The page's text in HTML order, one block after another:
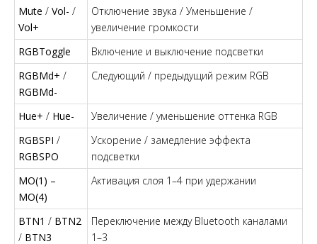
Mute / Vol- /
Vol+
Отключение звука / Уменьшение /
увеличение громкости
RGBToggle
Включение и выключение подсветки
RGBMd+ /
RGBMd-
Следующий / предыдущий режим RGB
Hue+ / Hue-
Увеличение / уменьшение оттенка RGB
RGBSPI /
RGBSPO
Ускорение / замедление эффекта
подсветки
MO(1) –
MO(4)
Активация слоя 1–4 при удержании
BTN1 / BTN2
/ BTN3
Переключение между Bluetooth каналами
1–3